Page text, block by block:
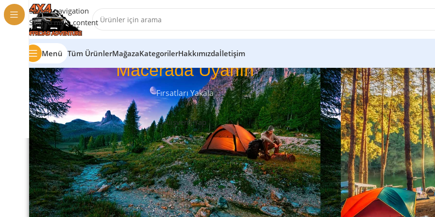
Skip to navigation
Skip to main content
Menü Tüm ÜrünlerMağazaKategorilerHakkımızdaİletişim
Macerada Uyanın
Fırsatları Yakala
Alışveriş Yap